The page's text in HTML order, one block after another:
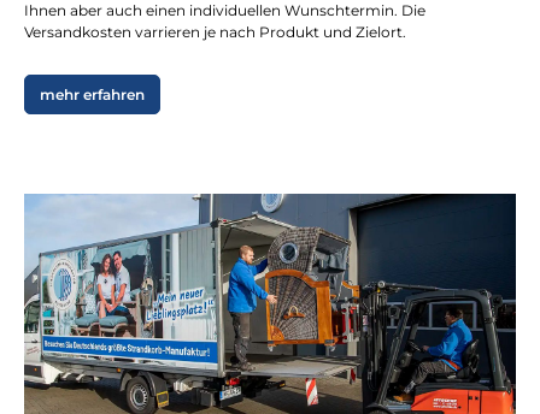
Ihnen aber auch einen individuellen Wunschtermin. Die
Versandkosten varrieren je nach Produkt und Zielort.
mehr erfahren